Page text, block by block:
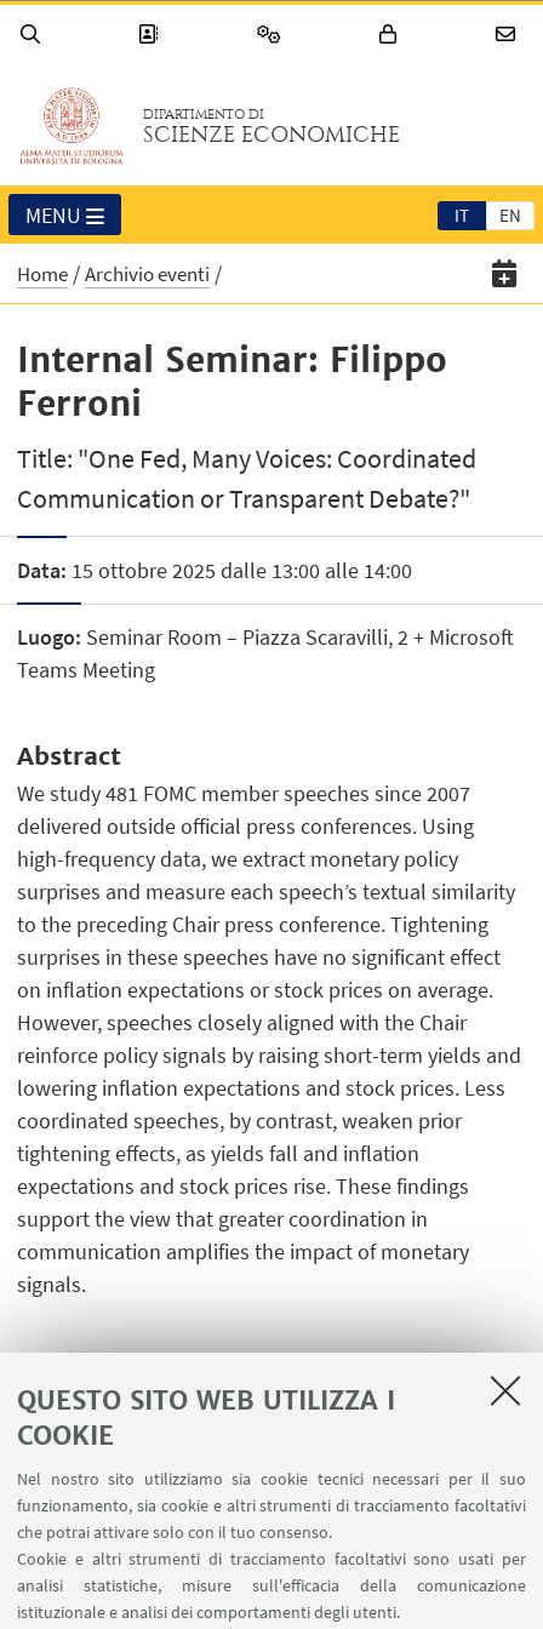
QUESTO SITO WEB UTILIZZA I
COOKIE
Nel nostro sito utilizziamo sia cookie tecnici necessari per il suo
funzionamento, sia cookie e altri strumenti di tracciamento facoltativi
che potrai attivare solo con il tuo consenso.
Cookie e altri strumenti di tracciamento facoltativi sono usati per
analisi statistiche, misure sull'efficacia della comunicazione
istituzionale e analisi dei comportamenti degli utenti.
DIPARTIMENTO DI
SCIENZE ECONOMICHE
IT EN
MENU
Home Archivio eventi
Internal Seminar: Filippo
Ferroni
Title: "One Fed, Many Voices: Coordinated
Communication or Transparent Debate?"
Data: 15 ottobre 2025 dalle 13:00 alle 14:00
Luogo: Seminar Room – Piazza Scaravilli, 2 + Microsoft
Teams Meeting
Abstract
We study 481 FOMC member speeches since 2007
delivered outside official press conferences. Using
high-frequency data, we extract monetary policy
surprises and measure each speech’s textual similarity
to the preceding Chair press conference. Tightening
surprises in these speeches have no significant effect
on inflation expectations or stock prices on average.
However, speeches closely aligned with the Chair
reinforce policy signals by raising short-term yields and
lowering inflation expectations and stock prices. Less
coordinated speeches, by contrast, weaken prior
tightening effects, as yields fall and inflation
expectations and stock prices rise. These findings
support the view that greater coordination in
communication amplifies the impact of monetary
signals.
Contatti
Area riservata
SEGUI IL DIPARTIMENTO SU: